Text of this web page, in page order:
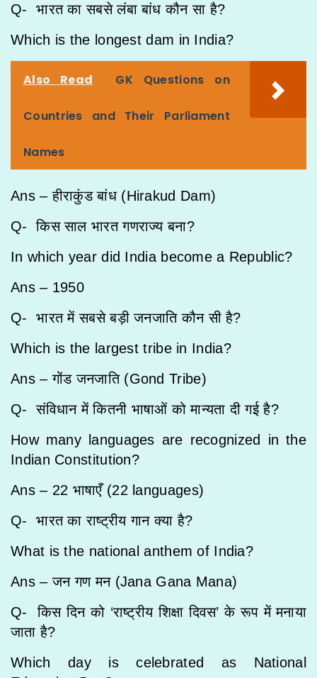
Q- भारत का सबसे लंबा बांध कौन सा है?
Which is the longest dam in India?
Also Read GK Questions on
Countries and Their Parliament
Names
Ans – हीराकुंड बांध (Hirakud Dam)
Q- किस साल भारत गणराज्य बना?
In which year did India become a Republic?
Ans – 1950
Q- भारत में सबसे बड़ी जनजाति कौन सी है?
Which is the largest tribe in India?
Ans – गोंड जनजाति (Gond Tribe)
Q- संविधान में कितनी भाषाओं को मान्यता दी गई है?
How many languages are recognized in the
Indian Constitution?
Ans – 22 भाषाएँ (22 languages)
Q- भारत का राष्ट्रीय गान क्या है?
What is the national anthem of India?
Ans – जन गण मन (Jana Gana Mana)
Q- किस दिन को ‘राष्ट्रीय शिक्षा दिवस’ के रूप में मनाया
जाता है?
Which day is celebrated as National